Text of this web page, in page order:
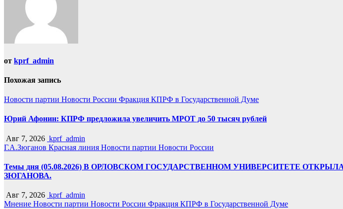
от kprf_admin
Похожая запись
Новости партии Новости России Фракция КПРФ в Государственной Думе
Юрий Афонин: КПРФ предложила увеличить МРОТ до 50 тысяч рублей
Авг 7, 2026 kprf_admin
Г.А.Зюганов Красная линия Новости партии Новости России
Темы дня (05.08.2026) В ОРЛОВСКОМ ГОСУДАРСТВЕННОМ УНИВЕРСИТЕТЕ
ЗЮГАНОВА.
Авг 7, 2026 kprf_admin
Мнение Новости партии Новости России Фракция КПРФ в Государственной Думе